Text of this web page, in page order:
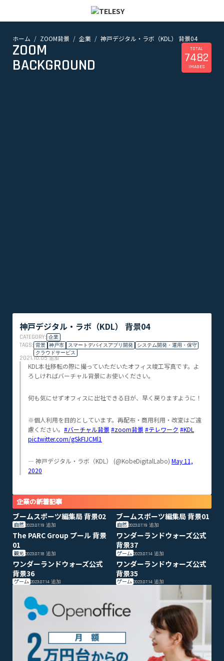
ホーム
ホーム ZOOM背景 企業 神戸デジタル・ラボ（KDL） 背景04
ZOOM
BACKGROUND
TOTAL
7482
IMAGES
神戸デジタル・ラボ（KDL） 背景04
CATEGORY: 企業
TAGS: 背景 神戸市 スマートデバイスアプリ開発
システム開発・運用・保守
クラウドサービス
2021.10.05追加
KDL本社移転の際に撮っていただいたオフィス竣工写真です。よ
ろしければバーチャル背景にお使いください。
何も気にせずオフィスに出社できる日が、早く戻りますように！
※個人利用を目的としています。再配布・商用利用・改変はご遠
慮ください。 #バーチャル背景 #zoom背景 #テレワーク #KDL
pic.twitter.com/gSkFIJCMl1
— 神戸デジタル・ラボ（KDL） (@KobeDigitalLabo) May 11,
2020
企業の新着記事
ブームスポーツ編集局 背景02
自然 2023.07.19 追加
ブームスポーツ編集局 背景01
自然 2023.07.19追加
The PARC Group プール 背景
01
観光 2023.07.18 追加
ワンダーランドウォーズ公式
背景37
ゲーム 2023.07.14追加
ワンダーランドウォーズ公式
背景36
ゲーム 2023.07.14 追加
ワンダーランドウォーズ公式
背景35
ゲーム 2023.07.14追加